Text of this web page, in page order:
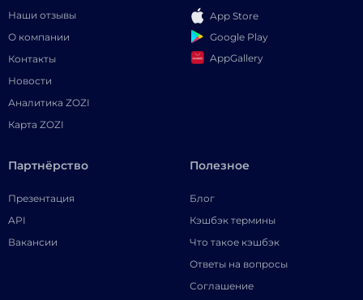
Наши отзывы
О компании
Контакты
Новости
Аналитика ZOZI
Карта ZOZI
App Store
Google Play
AppGallery
Партнёрство
Презентация
API
Вакансии
Полезное
Блог
Кэшбэк термины
Что такое кэшбэк
Ответы на вопросы
Соглашение